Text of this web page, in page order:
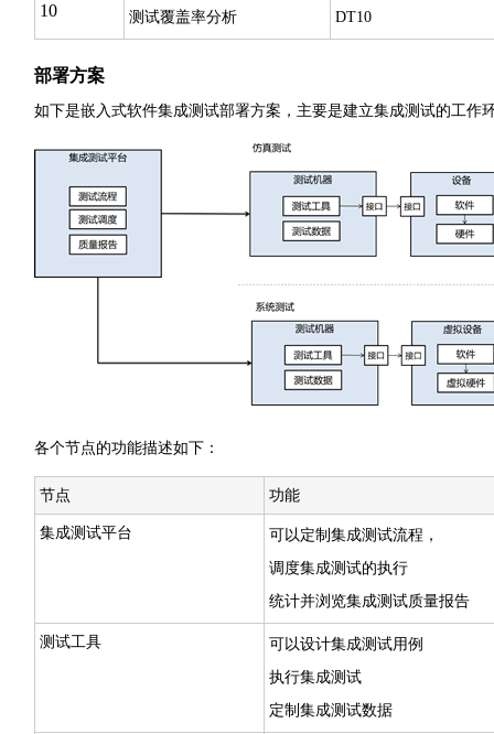
10 测试覆盖率分析 DT10
部署方案
如下是嵌入式软件集成测试部署方案，主要是建立集成测试的工作
各个节点的功能描述如下：
节点 功能
集成测试平台
可以定制集成测试流程，
调度集成测试的执行
统计并浏览集成测试质量报告
测试工具
可以设计集成测试用例
执行集成测试
定制集成测试数据